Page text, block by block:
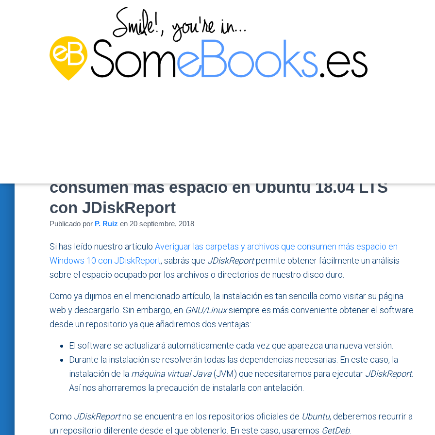
consumen más espacio en Ubuntu 18.04 LTS
con JDiskReport
Publicado por P. Ruiz en 20 septiembre, 2018
Si has leído nuestro artículo Averiguar las carpetas y archivos que consumen más espacio en
Windows 10 con JDiskReport, sabrás que JDiskReportpermite obtener fácilmente un análisis
sobre el espacio ocupado por los archivos o directorios de nuestro disco duro.
Como ya dijimos en el mencionado artículo, la instalación es tan sencilla como visitar su página
web y descargarlo. Sin embargo, en GNU/Linuxsiempre es más conveniente obtener el software
desde un repositorio ya que añadiremos dos ventajas:
El software se actualizará automáticamente cada vez que aparezca una nueva versión.
Durante la instalación se resolverán todas las dependencias necesarias. En este caso, la
instalación de la máquina virtual Java(JVM) que necesitaremos para ejecutar JDiskReport.
Así nos ahorraremos la precaución de instalarla con antelación.
Como JDiskReportno se encuentra en los repositorios oficiales de Ubuntu, deberemos recurrir a
un repositorio diferente desde el que obtenerlo. En este caso, usaremos GetDeb.